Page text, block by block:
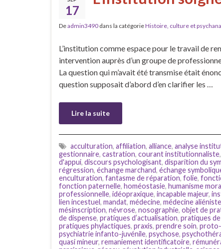
17
Deadmin3490 dans la catégorieHistoire, culture et
L’institution comme espace pour le travail de
intervention auprès d’un groupe de
La question qui m’avait été transmise était
question supposait d’abord d’en clarifier les …
Lire la suite
acculturation, affiliation, alliance, analyse
gestionnaire, castration, courant institutionnaliste,
d'appui, discours psychologisant, disparition du
régression, échange marchand, échange
enculturation, fantasme de réparation, folie,
fonction paternelle, homéostasie, humanisme
professionnelle, idéopraxique, incapable majeur,
lien incestuel, mandat, médecine, médecine aliéniste
mésinscription, névrose, nosographie, objet de
de dispense, pratiques d’actualisation, pratiques
pratiques phylactiques, praxis, prendre soin,
psychiatrie infanto-juvénile, psychose,
quasi mineur, remaniement identificatoire,